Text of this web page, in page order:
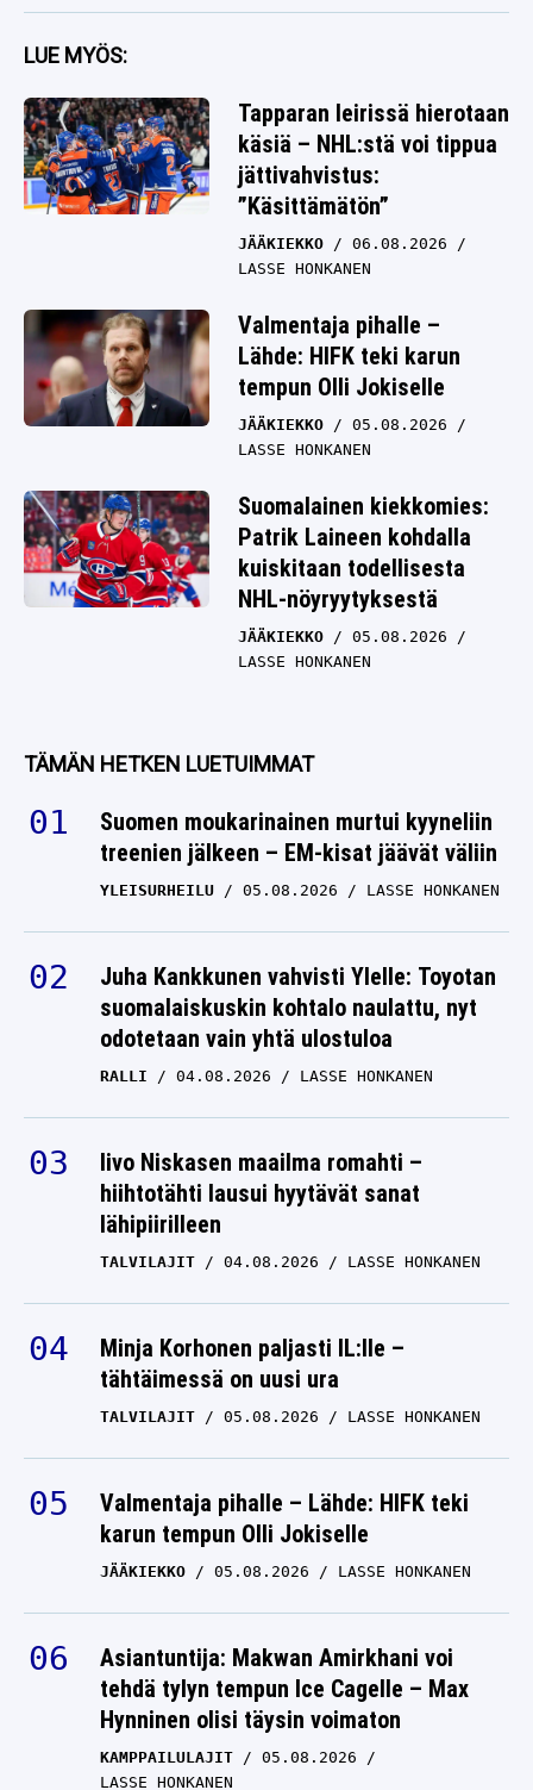
LUE MYÖS:
Tapparan leirissä hierotaan
käsiä – NHL:stä voi tippua
jättivahvistus:
”Käsittämätön”
JÄÄKIEKKO
06.08.2026
LASSE HONKANEN
Valmentaja pihalle –
Lähde: HIFK teki karun
tempun Olli Jokiselle
JÄÄKIEKKO
05.08.2026
LASSE HONKANEN
Suomalainen kiekkomies:
Patrik Laineen kohdalla
kuiskitaan todellisesta
NHL-nöyryytyksestä
JÄÄKIEKKO
05.08.2026
LASSE HONKANEN
TÄMÄN HETKEN LUETUIMMAT
Suomen moukarinainen murtui kyyneliin
treenien jälkeen – EM-kisat jäävät väliin
YLEISURHEILU 05.08.2026 LASSE HONKANEN
Juha Kankkunen vahvisti Ylelle: Toyotan
suomalaiskuskin kohtalo naulattu, nyt
odotetaan vain yhtä ulostuloa
RALLI 04.08.2026 LASSE HONKANEN
Iivo Niskasen maailma romahti –
hiihtotähti lausui hyytävät sanat
lähipiirilleen
TALVILAJIT 04.08.2026 LASSE HONKANEN
Minja Korhonen paljasti IL:lle –
tähtäimessä on uusi ura
TALVILAJIT 05.08.2026 LASSE HONKANEN
Valmentaja pihalle – Lähde: HIFK teki
karun tempun Olli Jokiselle
JÄÄKIEKKO 05.08.2026 LASSE HONKANEN
Asiantuntija: Makwan Amirkhani voi
tehdä tylyn tempun Ice Cagelle – Max
Hynninen olisi täysin voimaton
KAMPPAILULAJIT
05.08.2026
LASSE HONKANEN